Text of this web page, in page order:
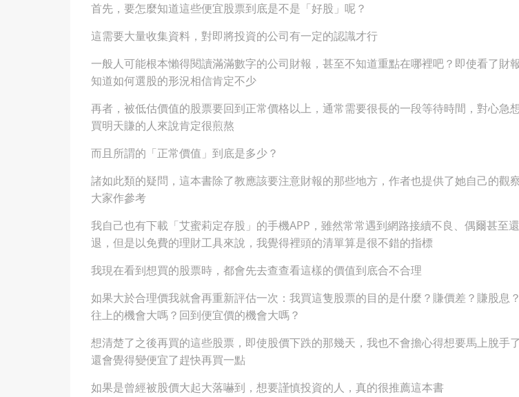
首先，要怎麼知道這些便宜股票到底是不是「好股」呢？
這需要大量收集資料，對即將投資的公司有一定的認識才行
一般人可能根本懶得閱讀滿滿數字的公司財報，甚至不知道重點在哪裡吧？即使看了財
知道如何選股的形況相信肯定不少
再者，被低估價值的股票要回到正常價格以上，通常需要很長的一段等待時間，對心急
買明天賺的人來說肯定很煎熬
而且所謂的「正常價值」到底是多少？
諸如此類的疑問，這本書除了教應該要注意財報的那些地方，作者也提供了她自己的觀
大家作參考
我自己也有下載「艾蜜莉定存股」的手機APP，雖然常常遇到網路接續不良、偶爾甚至
退，但是以免費的理財工具來說，我覺得裡頭的清單算是很不錯的指標
我現在看到想買的股票時，都會先去查查看這樣的價值到底合不合理
如果大於合理價我就會再重新評估一次：我買這隻股票的目的是什麼？賺價差？賺股息
往上的機會大嗎？回到便宜價的機會大嗎？
想清楚了之後再買的這些股票，即使股價下跌的那幾天，我也不會擔心得想要馬上脫手
還會覺得變便宜了趕快再買一點
如果是曾經被股價大起大落嚇到，想要謹慎投資的人，真的很推薦這本書